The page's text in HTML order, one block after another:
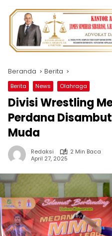
Beranda Berita
Berita News Olahraga
Divisi Wrestling
Perdana
Muda
Redaksi
2 Min Baca
April 27, 2025